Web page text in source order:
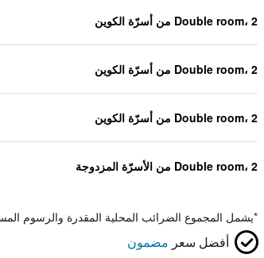
Double room، 2 من أسرّة الكوين
Double room، 2 من أسرّة الكوين
Double room، 2 من أسرّة الكوين
Double room، 2 من الأسرّة المزدوجة
*يشمل المجموع الضرائب المحلية المقدرة والرسوم
أفضل سعر مضمون